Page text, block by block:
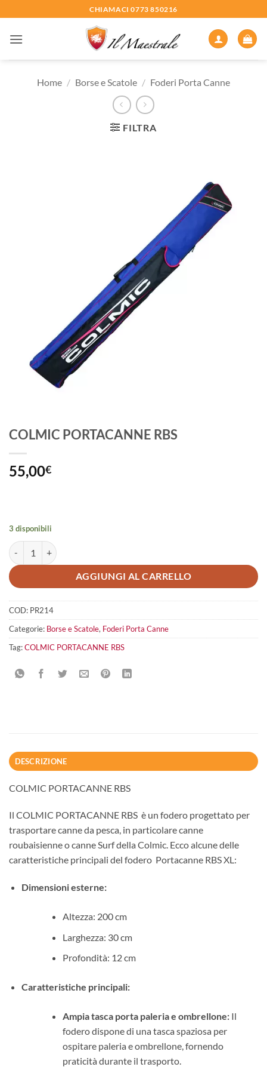
ai
contenuti
CHIAMACI 0773 850216
Home / Borse e Scatole / Foderi Porta Canne
FILTRA
COLMIC PORTACANNE RBS
55,00€
3 disponibili
COLMIC PORTACANNE RBS quantità
AGGIUNGI AL CARRELLO
COD: PR214
Categorie: Borse e Scatole, Foderi Porta Canne
Tag:COLMIC PORTACANNE RBS
DESCRIZIONE
COLMIC PORTACANNE RBS
Il COLMIC PORTACANNE RBS è un fodero progettato per
trasportare canne da pesca, in particolare canne
roubaisienne o canne Surf della Colmic. Ecco alcune delle
caratteristiche principali del fodero Portacanne RBS XL:
Dimensioni esterne:
Altezza: 200 cm
Larghezza: 30 cm
Profondità: 12 cm
Caratteristiche principali:
Ampia tasca porta paleria e ombrellone:Il
fodero dispone di una tasca spaziosa per
ospitare paleria e ombrellone, fornendo
praticità durante il trasporto.